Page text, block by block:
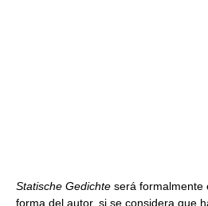
Statische Gedichte será formalmente
forma del autor, si se considera que